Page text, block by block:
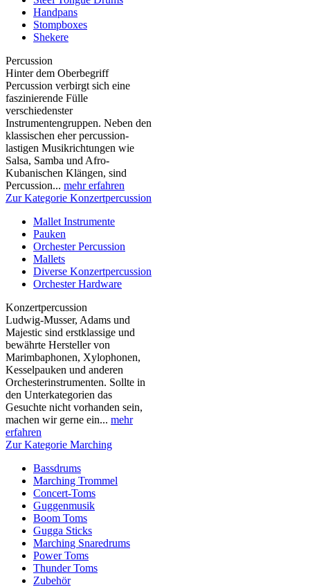
Handpans
Stompboxes
Shekere
Percussion
Hinter dem Oberbegriff
Percussion verbirgt sich eine
faszinierende Fülle
verschiedenster
Instrumentengruppen. Neben den
klassischen eher percussion-
lastigen Musikrichtungen wie
Salsa, Samba und Afro-
Kubanischen Klängen, sind
Percussion... mehr erfahren
Zur Kategorie Konzertpercussion
Mallet Instrumente
Pauken
Orchester Percussion
Mallets
Diverse Konzertpercussion
Orchester Hardware
Konzertpercussion
Ludwig-Musser, Adams und
Majestic sind erstklassige und
bewährte Hersteller von
Marimbaphonen, Xylophonen,
Kesselpauken und anderen
Orchesterinstrumenten. Sollte in
den Unterkategorien das
Gesuchte nicht vorhanden sein,
machen wir gerne ein... mehr
erfahren
Zur Kategorie Marching
Bassdrums
Marching Trommel
Concert-Toms
Guggenmusik
Boom Toms
Gugga Sticks
Marching Snaredrums
Power Toms
Thunder Toms
Zubehör